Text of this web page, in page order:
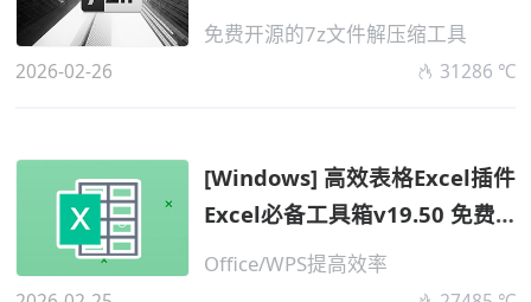
免费开源的7z文件解压缩工具
2026-02-26 31286 ℃
[Windows] 高效表格Excel插件
Excel必备工具箱v19.50 免费
版
Office/WPS提高效率